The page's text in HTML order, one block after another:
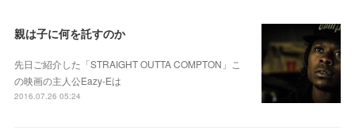
親は子に何を託すのか
先日ご紹介した「STRAIGHT OUTTA COMPTON」こ
の映画の主人公Eazy-Eは
2016.07.26 05:24